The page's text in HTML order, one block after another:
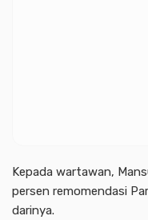
Kepada wartawan,
persen remomendasi
darinya.